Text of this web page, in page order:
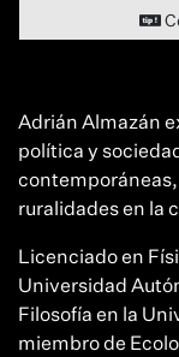
Adrián Almazán
política y
contemporáneas,
ruralidades en la
Licenciado en
Universidad
Filosofía en la
miembro de